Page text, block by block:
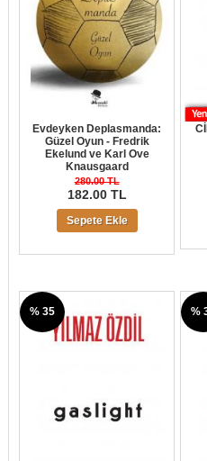
Evdeyken Deplasmanda:
Güzel Oyun - Fredrik
Ekelund ve Karl Ove
Knausgaard
280.00 TL
182.00 TL
Sepete Ekle
% 35 %